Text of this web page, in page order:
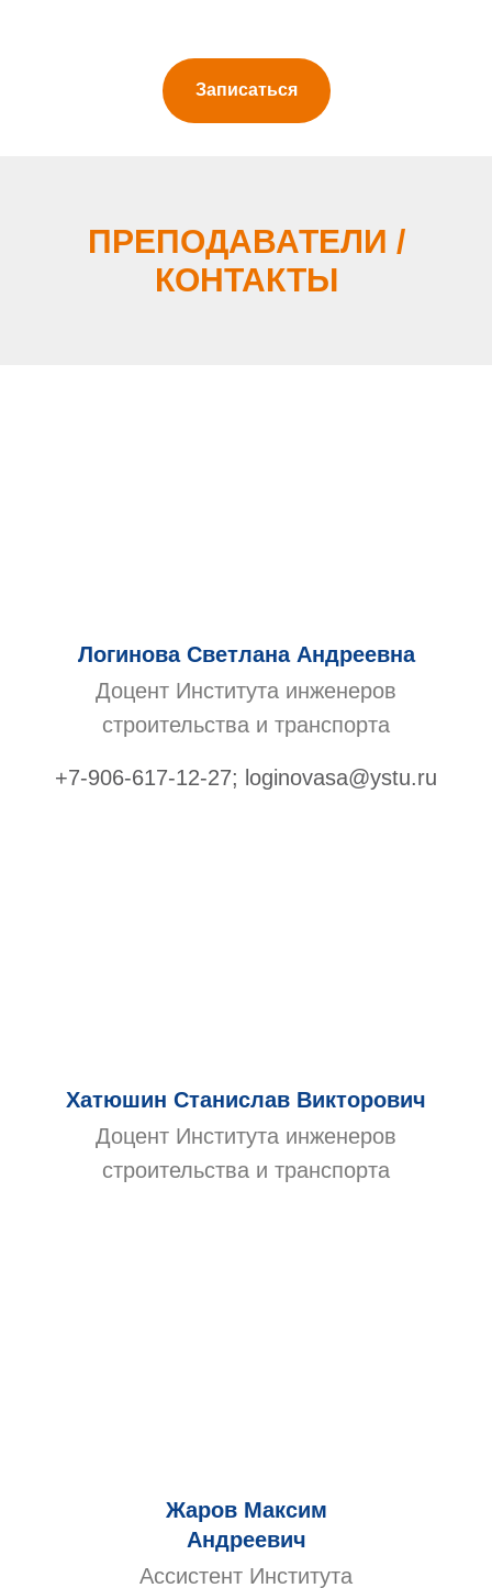
Записаться
ПРЕПОДАВАТЕЛИ /
КОНТАКТЫ
Логинова Светлана Андреевна
Доцент Института инженеров
строительства и транспорта
+7-906-617-12-27; loginovasa@ystu.ru
Хатюшин Станислав Викторович
Доцент Института инженеров
строительства и транспорта
Жаров Максим
Андреевич
Ассистент Института